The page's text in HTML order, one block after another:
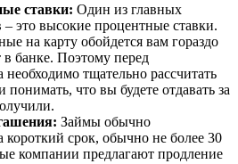
ставки: Один из главных
– это высокие процентные ставки.
на карту обойдется вам гораздо
банке. Поэтому перед
тщательно рассчитать
что вы будете отдавать за
Займы обычно
короткий срок, обычно не более 30
компании предлагают продление